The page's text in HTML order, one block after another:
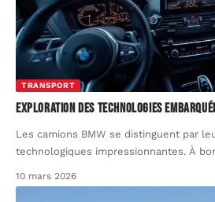
TRANSPORT
Exploration des technologies
Les camions BMW se distinguent par
technologiques impressionnantes. À
10 mars 2026